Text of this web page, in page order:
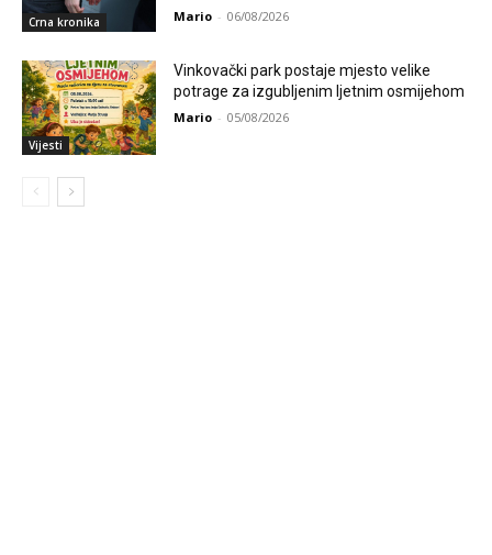
Crna kronika Mario - 06/08/2026
Vijesti
Vinkovački park postaje mjesto velike
potrage za izgubljenim ljetnim osmijehom
Mario - 05/08/2026